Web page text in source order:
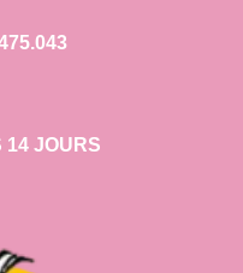
14 JOURS